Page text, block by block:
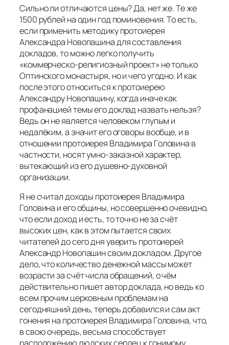
Сильно ли отличаются цены? Да, нет же. Те же
1500 рублей на один год поминовения. То есть,
если применить методику протоиерея
Александра Новопашина для составления
докладов, то можно легко получить
«коммерческо-религиозный проект» не только
Оптинского монастыря, но и чего угодно. И как
после этого относиться к протоиерею
Александру Новопашину, когда иначе как
профанацией темы его доклад назвать нельзя?
Ведь он не является человеком глупым и
недалёким, а значит его оговоры вообще, и в
отношении протоиерея Владимира Головина в
частности, носят умно-заказной характер,
вытекающий из его душевно-духовной
организации.
Я не считал доходы протоиерея Владимира
Головина и его общины, но совершенно очевидно,
что если доход и есть, то точно не за счёт
высоких цен, как в этом пытается своих
читателей до сего дня уверить протоиерей
Александр Новопашин своим докладом. Другое
дело, что количество денежной массы может
возрасти за счёт числа обращений, о чём
действительно пишет автор доклада, но ведь ко
всем прочим церковным проблемам на
сегодняшний день, теперь добавился и сам акт
гонения на протоиерея Владимира Головина, что,
в свою очередь, весьма способствует